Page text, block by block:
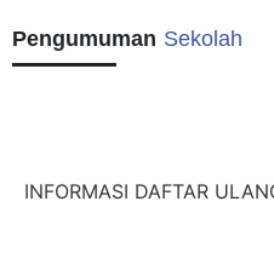
Pengumuman Sekolah
INFORMASI DAFTAR